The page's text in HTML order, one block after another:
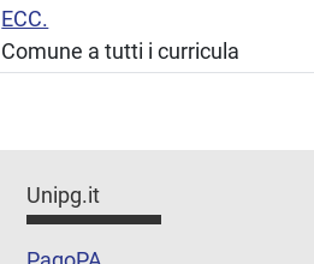
ECC.
Comune a tutti i curricula
Unipg.it